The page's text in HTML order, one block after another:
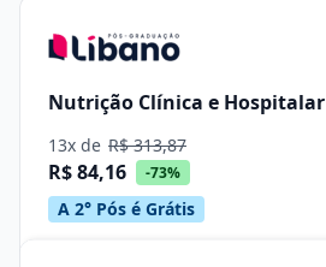
Nutrição Clínica e Hospitalar
13x de R$ 313,87
R$ 84,16 -73%
A 2° Pós é Grátis